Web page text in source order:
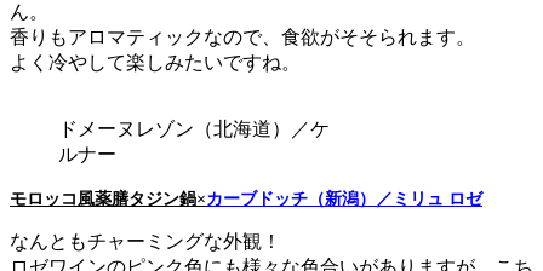
ん。
香りもアロマティックなので、食欲がそそられます。
よく冷やして楽しみたいですね。
ドメーヌレゾン（北海道）／ケ
ルナー
モロッコ風薬膳タジン鍋×カーブドッチ（新潟）／ミリュ ロゼ
なんともチャーミングな外観！